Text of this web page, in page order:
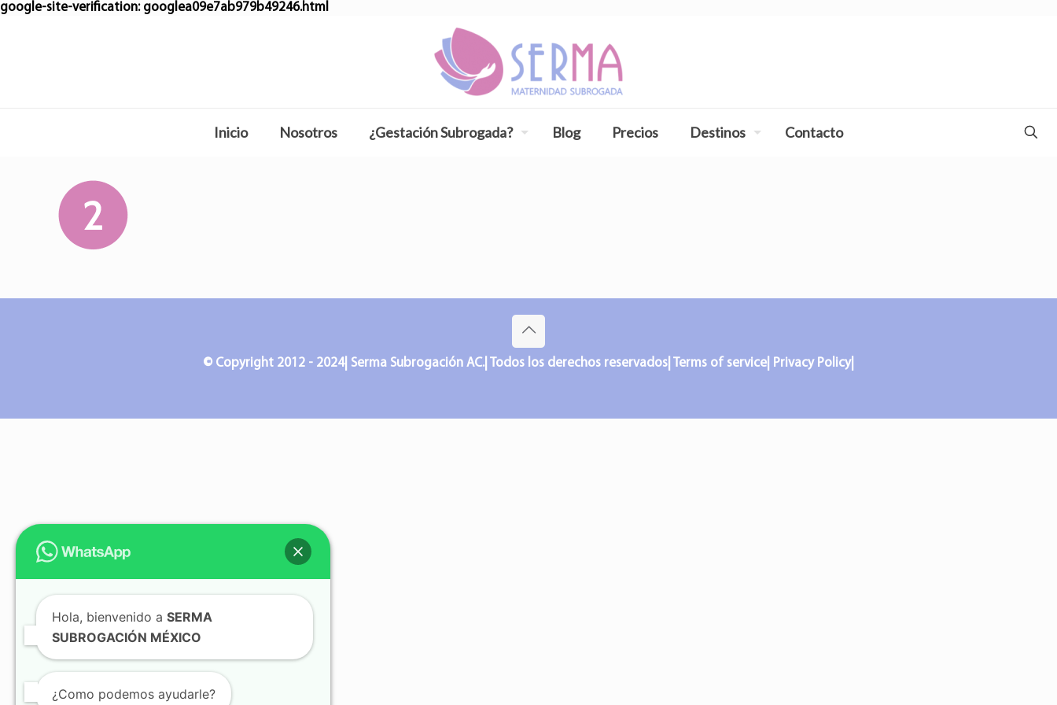
google-site-verification: googlea09e7ab979b49246.html
Inicio Nosotros ¿Gestación Subrogada? Blog Precios Destinos Contacto
© Copyright 2012 - 2024| Serma Subrogación AC.| Todos los derechos reservados| Terms of service| Privacy Policy|
Hola, bienvenido a SERMA
SUBROGACIÓN MÉXICO
¿Como podemos ayudarle?